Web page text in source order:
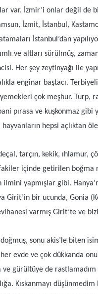
var. İzmir’i onlar değil de
İzmit, İstanbul,
İstanbul’dan
ve altları sürülmüş,
Her şey zeytinyağı ile
enginar baştacı.
çok meşhur. Turp,
pırasa ve kuşkonmaz
hepsi açlıktan
tarçın, kekik, ıhlamur,
içinde getirilen boğma
ilmini yapmışlar gibi.
Girit’in bir ucunda, Gonia
varmış Girit’te ve
sonu akis’le biten
evde ve çok dükkanda
ve gürültüye de
Kıskanmayı